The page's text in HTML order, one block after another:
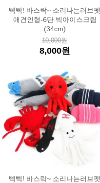
삑삑! 바스락~ 소리나는러브펫
애견인형-6단 빅아이스크림
(34cm)
10,000원
8,000원
삑삑! 바스락~ 소리나는러브펫